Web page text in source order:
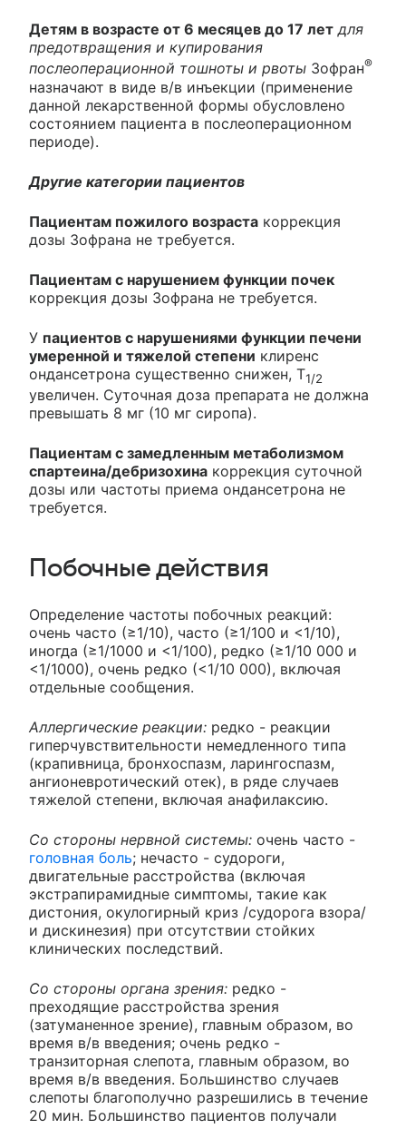
Детям в возрасте от 6 месяцев до 17 лет для
предотвращения и купирования
послеоперационной тошноты и рвоты Зофран®
назначают в виде в/в инъекции (применение
данной лекарственной формы обусловлено
состоянием пациента в послеоперационном
периоде).
Другие категории пациентов
Пациентам пожилого возраста коррекция
дозы Зофрана не требуется.
Пациентам с нарушением функции почек
коррекция дозы Зофрана не требуется.
У пациентов с нарушениями функции печени
умеренной и тяжелой степени клиренс
ондансетрона существенно снижен, T1/2
увеличен. Суточная доза препарата не должна
превышать 8 мг (10 мг сиропа).
Пациентам с замедленным метаболизмом
спартеина/дебризохина коррекция суточной
дозы или частоты приема ондансетрона не
требуется.
Побочные действия
Определение частоты побочных реакций:
очень часто (≥1/10), часто (≥1/100 и <1/10),
иногда (≥1/1000 и <1/100), редко (≥1/10 000 и
<1/1000), очень редко (<1/10 000), включая
отдельные сообщения.
Аллергические реакции: редко - реакции
гиперчувствительности немедленного типа
(крапивница, бронхоспазм, ларингоспазм,
ангионевротический отек), в ряде случаев
тяжелой степени, включая анафилаксию.
Со стороны нервной системы: очень часто -
головная боль; нечасто - судороги,
двигательные расстройства (включая
экстрапирамидные симптомы, такие как
дистония, окулогирный криз /судорога взора/
и дискинезия) при отсутствии стойких
клинических последствий.
Со стороны органа зрения: редко -
преходящие расстройства зрения
(затуманенное зрение), главным образом, во
время в/в введения; очень редко -
транзиторная слепота, главным образом, во
время в/в введения. Большинство случаев
слепоты благополучно разрешились в течение
20 мин. Большинство пациентов получали